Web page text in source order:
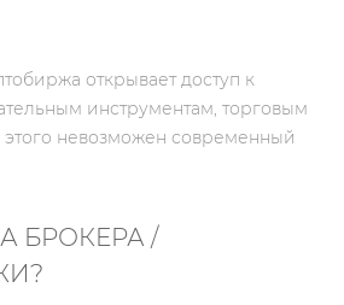
открывает доступ к
инструментам, торговым
этого невозможен современный
БРОКЕРА /